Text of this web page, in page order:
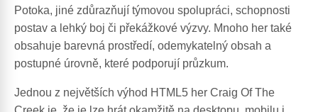
Potoka, jiné zdůrazňují týmovou spolupráci, schopnosti
postav a lehký boj či překážkové výzvy. Mnoho her také
obsahuje barevná prostředí, odemykatelný obsah a
postupné úrovně, které podporují průzkum.
Jednou z největších výhod HTML5 her Craig Of The